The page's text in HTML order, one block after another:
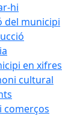
hi
del municipi
en xifres
cultural
comerços